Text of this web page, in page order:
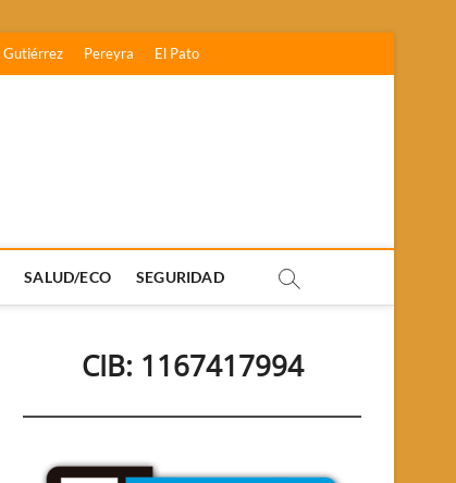
Gutiérrez Pereyra El Pato
SALUD/ECO SEGURIDAD
CIB: 1167417994